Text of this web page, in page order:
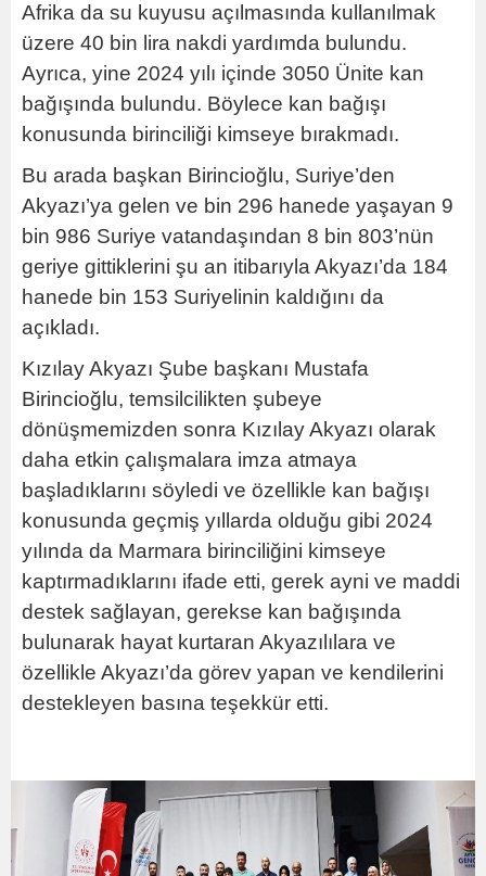
Afrika da su kuyusu açılmasında kullanılmak
üzere 40 bin lira nakdi yardımda bulundu.
Ayrıca, yine 2024 yılı içinde 3050 Ünite kan
bağışında bulundu. Böylece kan bağışı
konusunda birinciliği kimseye bırakmadı.
Bu arada başkan Birincioğlu, Suriye’den
Akyazı’ya gelen ve bin 296 hanede yaşayan 9
bin 986 Suriye vatandaşından 8 bin 803’nün
geriye gittiklerini şu an itibarıyla Akyazı’da 184
hanede bin 153 Suriyelinin kaldığını da
açıkladı.
Kızılay Akyazı Şube başkanı Mustafa
Birincioğlu, temsilcilikten şubeye
dönüşmemizden sonra Kızılay Akyazı olarak
daha etkin çalışmalara imza atmaya
başladıklarını söyledi ve özellikle kan bağışı
konusunda geçmiş yıllarda olduğu gibi 2024
yılında da Marmara birinciliğini kimseye
kaptırmadıklarını ifade etti, gerek ayni ve maddi
destek sağlayan, gerekse kan bağışında
bulunarak hayat kurtaran Akyazılılara ve
özellikle Akyazı’da görev yapan ve kendilerini
destekleyen basına teşekkür etti.